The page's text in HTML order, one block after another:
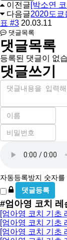
이전글[박소연
다음글2020도쿄
표 #3 20.03.11
댓글목록
댓글목록
등록된 댓글이 없
댓글쓰기
내
이
필
수
비
밀
수
록
방
지
자동등록방지 숫자를
비
밀
글
사
용
#엄아영 코치 레
[엄아영 코치 기초
[엄아영 코치 기초
[엄아영 코치 기초